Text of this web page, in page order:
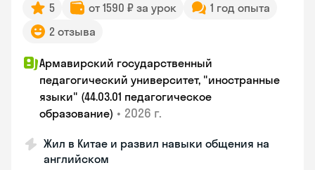
5 от 1590 ₽ за урок
1 год опыта
2 отзыва
Армавирский государственный
педагогический университет, "иностранные
языки" (44.03.01 педагогическое
образование) • 2026 г.
Жил в Китае и развил навыки общения на
английском